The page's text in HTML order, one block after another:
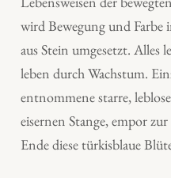
wird Bewegung und Farbe
aus Stein umgesetzt. Alles
leben durch Wachstum.
entnommene starre,
eisernen Stange, empor
Ende diese türkisblaue